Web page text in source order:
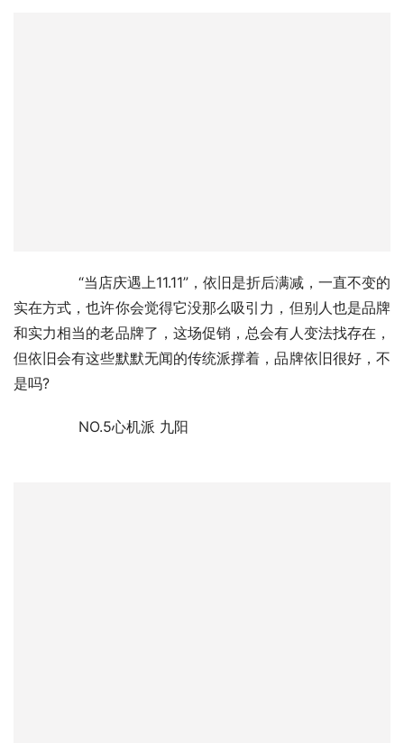
实在方式，也许你会觉得它没那么吸引力，但别人也是品牌
和实力相当的老品牌了，这场促销，总会有人变法找存在，
但依旧会有这些默默无闻的传统派撑着，品牌依旧很好，不
是吗?
	　　NO.5心机派 九阳